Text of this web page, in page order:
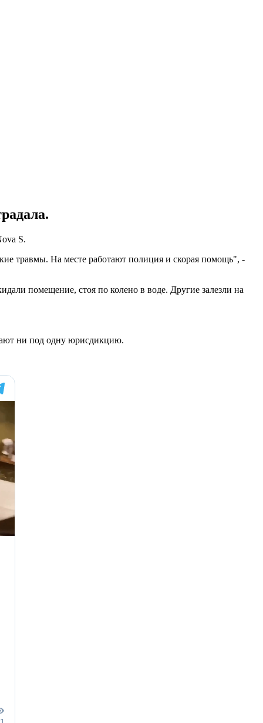
S.
травмы. На месте работают полиция и скорая помощь", -
помещение, стоя по колено в воде. Другие залезли на
ни под одну юрисдикцию.